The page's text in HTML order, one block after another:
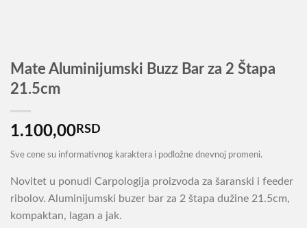
Mate Aluminijumski Buzz Bar za 2 Štapa
21.5cm
1.100,00RSD
Sve cene su informativnog karaktera i podložne dnevnoj promeni.
Novitet u ponudi Carpologija proizvoda za šaranski i feeder
ribolov. Aluminijumski buzer bar za 2 štapa dužine 21.5cm,
kompaktan, lagan a jak.